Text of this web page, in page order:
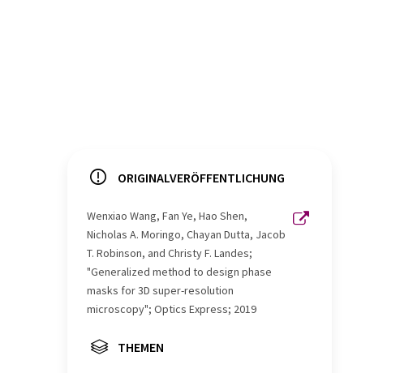
ORIGINALVERÖFFENTLICHUNG
Wenxiao Wang, Fan Ye, Hao Shen,
Nicholas A. Moringo, Chayan Dutta, Jacob
T. Robinson, and Christy F. Landes;
"Generalized method to design phase
masks for 3D super-resolution
microscopy"; Optics Express; 2019
THEMEN